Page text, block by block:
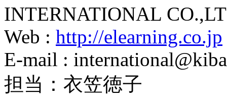
INTERNATIONAL
Web : http://elearning.co.jp
E-mail :
担当：衣笠徳子